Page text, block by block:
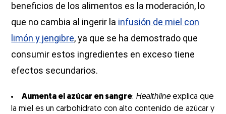
beneficios de los alimentos es la moderación, lo
que no cambia al ingerir la infusión de miel con
limón y jengibre, ya que se ha demostrado que
consumir estos ingredientes en exceso tiene
efectos secundarios.
Aumenta el azúcar en sangre: Healthlineexplica que
la miel es un carbohidrato con alto contenido de azúcar y